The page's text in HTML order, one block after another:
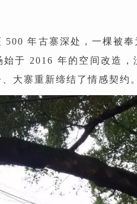
500 年古寨深处，一棵被
始于 2016 年的空间改造
大寨重新缔结了情感契约。